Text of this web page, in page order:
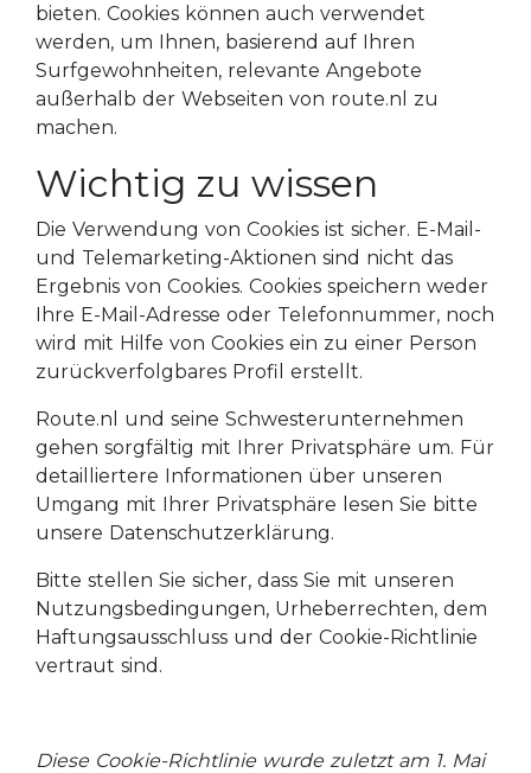
bieten. Cookies können auch verwendet
werden, um Ihnen, basierend auf Ihren
Surfgewohnheiten, relevante Angebote
außerhalb der Webseiten von route.nl zu
machen.
Wichtig zu wissen
Die Verwendung von Cookies ist sicher. E-Mail-
und Telemarketing-Aktionen sind nicht das
Ergebnis von Cookies. Cookies speichern weder
Ihre E-Mail-Adresse oder Telefonnummer, noch
wird mit Hilfe von Cookies ein zu einer Person
zurückverfolgbares Profil erstellt.
Route.nl und seine Schwesterunternehmen
gehen sorgfältig mit Ihrer Privatsphäre um. Für
detailliertere Informationen über unseren
Umgang mit Ihrer Privatsphäre lesen Sie bitte
unsere Datenschutzerklärung.
Bitte stellen Sie sicher, dass Sie mit unseren
Nutzungsbedingungen, Urheberrechten, dem
Haftungsausschluss und der Cookie-Richtlinie
vertraut sind.
Diese Cookie-Richtlinie wurde zuletzt am 1. Mai